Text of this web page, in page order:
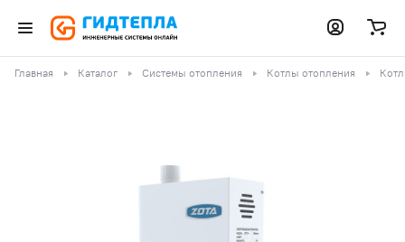
Главная Каталог Системы отопления Котлы отопления